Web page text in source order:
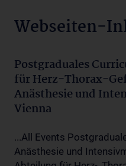
Webseiten-
Postgraduales
für Herz-Thorax-
Anästhesie und
Vienna
...All Events
Anästhesie und